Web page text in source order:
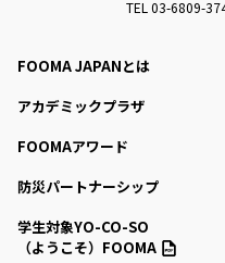
TEL 03-6809-
FOOMA JAPANとは
アカデミックプラザ
FOOMAアワード
防災パートナーシップ
学生対象YO-CO-SO
（ようこそ）FOOMA